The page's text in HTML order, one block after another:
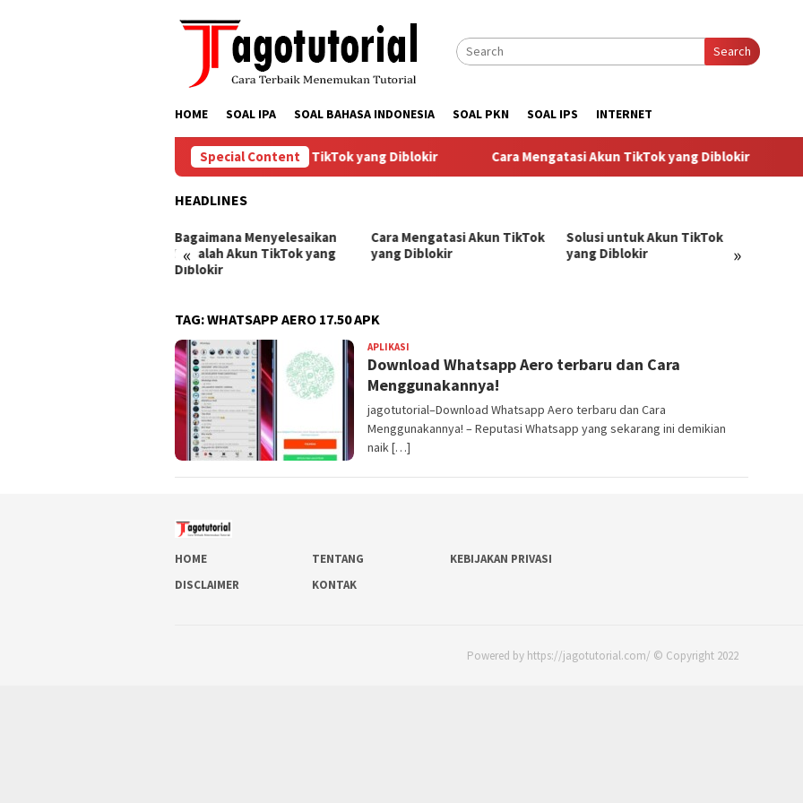
Search
HOME SOAL IPA SOAL BAHASA INDONESIA SOAL PKN SOAL IPS INTERNET
Special Content
Bagaimana Menyelesaikan Masalah Akun TikTok yang Diblokir Cara Mengatasi Akun TikTok yang Diblokir
HEADLINES
« »
Bagaimana Menyelesaikan
Masalah Akun TikTok yang
Diblokir
Cara Mengatasi Akun TikTok
yang Diblokir
Solusi untuk Akun TikTok
yang Diblokir
TAG:WHATSAPP AERO 17.50 APK
APLIKASI
Download Whatsapp Aero terbaru dan Cara
Menggunakannya!
jagotutorial–Download Whatsapp Aero terbaru dan Cara
Menggunakannya! – Reputasi Whatsapp yang sekarang ini demikian
naik […]
HOME TENTANG
KEBIJAKAN PRIVASI
DISCLAIMER
KONTAK
Powered by https://jagotutorial.com/ © Copyright 2022